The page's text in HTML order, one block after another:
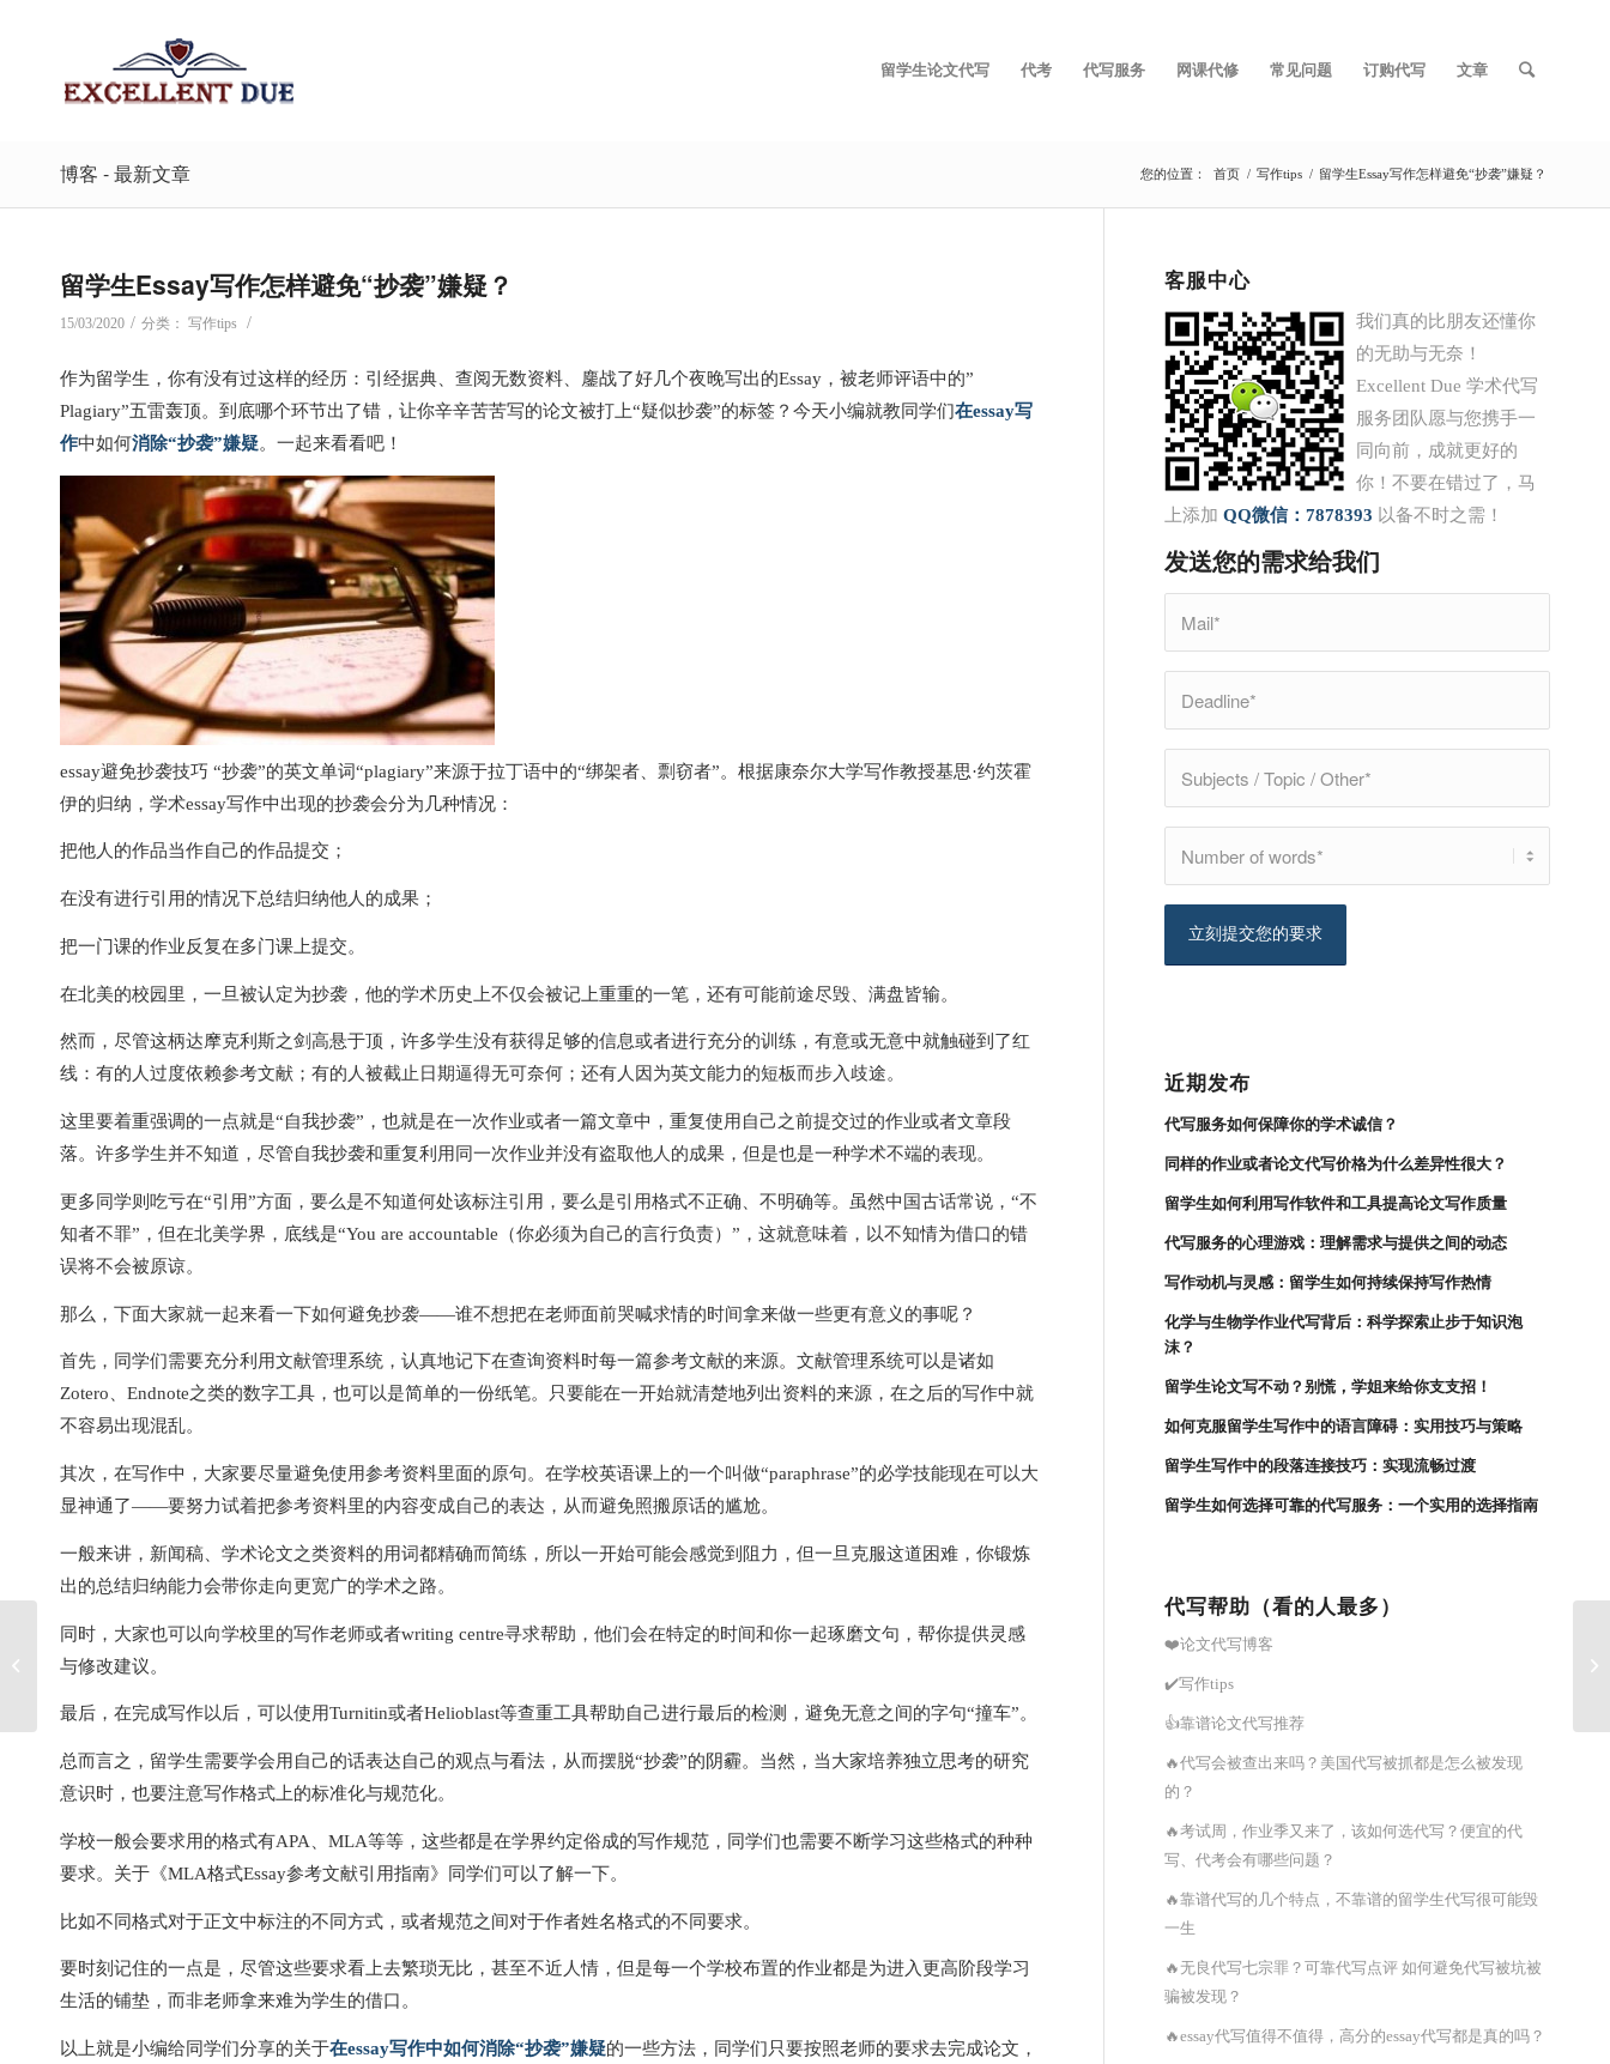
留学生论文代写 代考 代写服务 网课代修 常见问题 订购代写 文章
博客 - 最新文章 您的位置： 首页 / 写作tips / 留学生Essay写作怎样避免“抄袭”嫌疑？
留学生Essay写作怎样避免“抄袭”嫌疑？
15/03/2020 / 分类： 写作tips /
作为留学生，你有没有过这样的经历：引经据典、查阅无数资料、鏖战了好几个夜晚写出的Essay，被老师评语中的”
Plagiary”五雷轰顶。到底哪个环节出了错，让你辛辛苦苦写的论文被打上“疑似抄袭”的标签？今天小编就教同学们在essay写
作中如何消除“抄袭”嫌疑。一起来看看吧！
essay避免抄袭技巧 “抄袭”的英文单词“plagiary”来源于拉丁语中的“绑架者、剽窃者”。根据康奈尔大学写作教授基思·约茨霍
伊的归纳，学术essay写作中出现的抄袭会分为几种情况：
把他人的作品当作自己的作品提交；
在没有进行引用的情况下总结归纳他人的成果；
把一门课的作业反复在多门课上提交。
在北美的校园里，一旦被认定为抄袭，他的学术历史上不仅会被记上重重的一笔，还有可能前途尽毁、满盘皆输。
然而，尽管这柄达摩克利斯之剑高悬于顶，许多学生没有获得足够的信息或者进行充分的训练，有意或无意中就触碰到了红
线：有的人过度依赖参考文献；有的人被截止日期逼得无可奈何；还有人因为英文能力的短板而步入歧途。
这里要着重强调的一点就是“自我抄袭”，也就是在一次作业或者一篇文章中，重复使用自己之前提交过的作业或者文章段
落。许多学生并不知道，尽管自我抄袭和重复利用同一次作业并没有盗取他人的成果，但是也是一种学术不端的表现。
更多同学则吃亏在“引用”方面，要么是不知道何处该标注引用，要么是引用格式不正确、不明确等。虽然中国古话常说，“不
知者不罪”，但在北美学界，底线是“You are accountable（你必须为自己的言行负责）”，这就意味着，以不知情为借口的错
误将不会被原谅。
那么，下面大家就一起来看一下如何避免抄袭——谁不想把在老师面前哭喊求情的时间拿来做一些更有意义的事呢？
首先，同学们需要充分利用文献管理系统，认真地记下在查询资料时每一篇参考文献的来源。文献管理系统可以是诸如
Zotero、Endnote之类的数字工具，也可以是简单的一份纸笔。只要能在一开始就清楚地列出资料的来源，在之后的写作中就
不容易出现混乱。
其次，在写作中，大家要尽量避免使用参考资料里面的原句。在学校英语课上的一个叫做“paraphrase”的必学技能现在可以大
显神通了——要努力试着把参考资料里的内容变成自己的表达，从而避免照搬原话的尴尬。
一般来讲，新闻稿、学术论文之类资料的用词都精确而简练，所以一开始可能会感觉到阻力，但一旦克服这道困难，你锻炼
出的总结归纳能力会带你走向更宽广的学术之路。
同时，大家也可以向学校里的写作老师或者writing centre寻求帮助，他们会在特定的时间和你一起琢磨文句，帮你提供灵感
与修改建议。
最后，在完成写作以后，可以使用Turnitin或者Helioblast等查重工具帮助自己进行最后的检测，避免无意之间的字句“撞车”。
总而言之，留学生需要学会用自己的话表达自己的观点与看法，从而摆脱“抄袭”的阴霾。当然，当大家培养独立思考的研究
意识时，也要注意写作格式上的标准化与规范化。
学校一般会要求用的格式有APA、MLA等等，这些都是在学界约定俗成的写作规范，同学们也需要不断学习这些格式的种种
要求。关于《MLA格式Essay参考文献引用指南》同学们可以了解一下。
比如不同格式对于正文中标注的不同方式，或者规范之间对于作者姓名格式的不同要求。
要时刻记住的一点是，尽管这些要求看上去繁琐无比，甚至不近人情，但是每一个学校布置的作业都是为进入更高阶段学习
生活的铺垫，而非老师拿来难为学生的借口。
以上就是小编给同学们分享的关于在essay写作中如何消除“抄袭”嫌疑的一些方法，同学们只要按照老师的要求去完成论文，
客服中心
我们真的比朋友还懂你
的无助与无奈！
Excellent Due 学术代写
服务团队愿与您携手一
同向前，成就更好的
你！不要在错过了，马
上添加 QQ微信：7878393 以备不时之需！
发送您的需求给我们
近期发布
代写服务如何保障你的学术诚信？
同样的作业或者论文代写价格为什么差异性很大？
留学生如何利用写作软件和工具提高论文写作质量
代写服务的心理游戏：理解需求与提供之间的动态
写作动机与灵感：留学生如何持续保持写作热情
化学与生物学作业代写背后：科学探索止步于知识泡
沫？
留学生论文写不动？别慌，学姐来给你支支招！
如何克服留学生写作中的语言障碍：实用技巧与策略
留学生写作中的段落连接技巧：实现流畅过渡
留学生如何选择可靠的代写服务：一个实用的选择指南
代写帮助（看的人最多）
❤️论文代写博客
✔️写作tips
👍靠谱论文代写推荐
🔥代写会被查出来吗？美国代写被抓都是怎么被发现
的？
🔥考试周，作业季又来了，该如何选代写？便宜的代
写、代考会有哪些问题？
🔥靠谱代写的几个特点，不靠谱的留学生代写很可能毁
一生
🔥无良代写七宗罪？可靠代写点评 如何避免代写被坑被
骗被发现？
🔥essay代写值得不值得，高分的essay代写都是真的吗？
留学生Chicago格式Essay写作要点